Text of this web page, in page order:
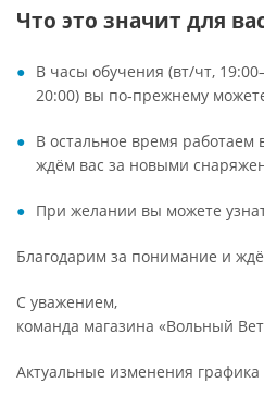
Что это значит для
В часы обучения (вт/чт,
20:00) вы по‑прежнему
В остальное время
ждём вас за новыми
При желании вы можете
Благодарим за понимание и
С уважением,
команда магазина «Вольный
Актуальные изменения графика